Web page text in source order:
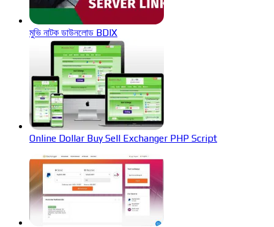
মুভি নাটক ডাউনলোড BDIX
Online Dollar Buy Sell Exchanger PHP Script